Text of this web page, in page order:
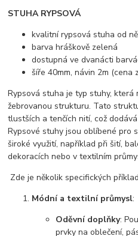
STUHA RYPSOVÁ
kvalitní rypsová stuha od
barva hráškově zelená
dostupná ve dvanácti
šíře 40mm, návin 2m (cena
Rypsová stuha je typ stuhy, která
žebrovanou strukturu. Tato
tlustších a tenčích nití, což
Rypsové stuhy jsou oblíbené pro
široké využití, například při šití,
dekoracích nebo v textilním
Zde je několik specifických
Módní a textilní průmysl:
Oděvní doplňky:
prvky na oblečení,